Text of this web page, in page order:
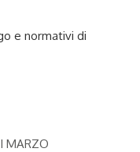
e normativi di
MARZO